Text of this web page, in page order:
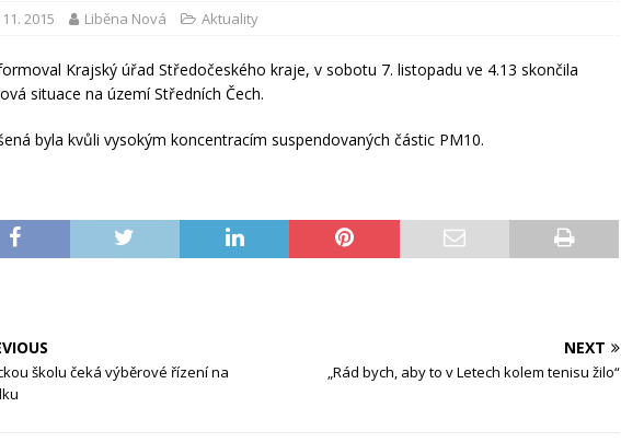
11. 2015 Liběna Nová Aktuality
Krajský úřad Středočeského kraje, v sobotu 7. listopadu ve 4.13 skončila
situace na území Středních Čech.
byla kvůli vysokým koncentracím suspendovaných částic PM10.
školu čeká výběrové řízení na
NEXT
„Rád bych, aby to v Letech kolem tenisu žilo“